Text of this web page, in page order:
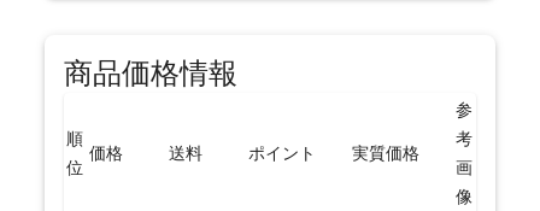
商品価格情報
順
位
価格 送料 ポイント 実質価格
参
考
画
像